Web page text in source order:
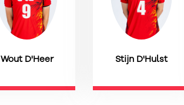
Wout D'Heer Stijn D'Hulst